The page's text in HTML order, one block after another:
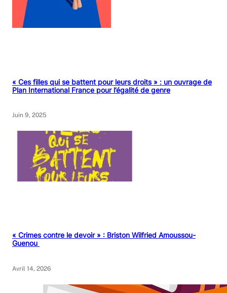
« Ces filles qui se battent pour leurs droits » : un ouvrage de
Plan International France pour l’égalité de genre
Juin 9, 2025
« Crimes contre le devoir » : Briston Wilfried Amoussou-
Guenou
Avril 14, 2026